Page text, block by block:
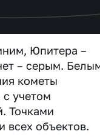
Юпитера –
– серым.
кометы
учетом
Точками
всех объектов.